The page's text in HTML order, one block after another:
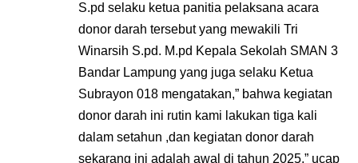
S.pd selaku ketua panitia pelaksana acara
donor darah tersebut yang mewakili Tri
Winarsih S.pd. M.pd Kepala Sekolah SMAN 3
Bandar Lampung yang juga selaku Ketua
Subrayon 018 mengatakan,” bahwa kegiatan
donor darah ini rutin kami lakukan tiga kali
dalam setahun ,dan kegiatan donor darah
sekarang ini adalah awal di tahun 2025,” ucap